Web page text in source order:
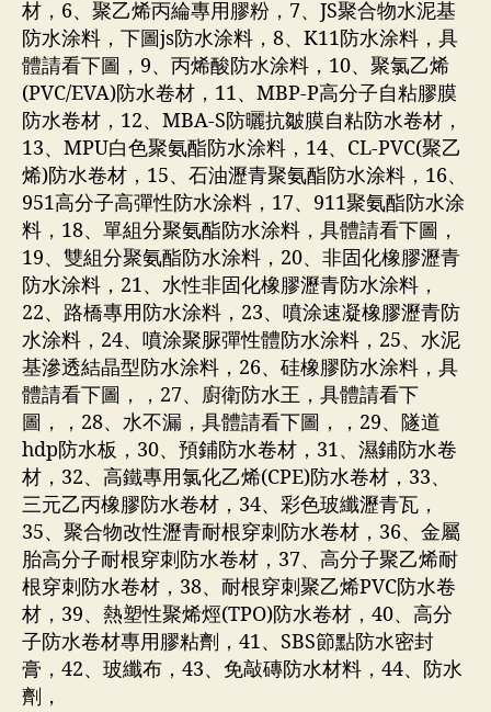
材，6、聚乙烯丙綸專用膠粉，7、JS聚合物水泥基
防水涂料，下圖js防水涂料，8、K11防水涂料，具
體請看下圖，9、丙烯酸防水涂料，10、聚氯乙烯
(PVC/EVA)防水卷材，11、MBP-P高分子自粘膠膜
防水卷材，12、MBA-S防曬抗皺膜自粘防水卷材，
13、MPU白色聚氨酯防水涂料，14、CL-PVC(聚乙
烯)防水卷材，15、石油瀝青聚氨酯防水涂料，16、
951高分子高彈性防水涂料，17、911聚氨酯防水涂
料，18、單組分聚氨酯防水涂料，具體請看下圖，
19、雙組分聚氨酯防水涂料，20、非固化橡膠瀝青
防水涂料，21、水性非固化橡膠瀝青防水涂料，
22、路橋專用防水涂料，23、噴涂速凝橡膠瀝青防
水涂料，24、噴涂聚脲彈性體防水涂料，25、水泥
基滲透結晶型防水涂料，26、硅橡膠防水涂料，具
體請看下圖，，27、廚衛防水王，具體請看下
圖，，28、水不漏，具體請看下圖，，29、隧道
hdp防水板，30、預鋪防水卷材，31、濕鋪防水卷
材，32、高鐵專用氯化乙烯(CPE)防水卷材，33、
三元乙丙橡膠防水卷材，34、彩色玻纖瀝青瓦，
35、聚合物改性瀝青耐根穿刺防水卷材，36、金屬
胎高分子耐根穿刺防水卷材，37、高分子聚乙烯耐
根穿刺防水卷材，38、耐根穿刺聚乙烯PVC防水卷
材，39、熱塑性聚烯烴(TPO)防水卷材，40、高分
子防水卷材專用膠粘劑，41、SBS節點防水密封
膏，42、玻纖布，43、免敲磚防水材料，44、防水
劑，